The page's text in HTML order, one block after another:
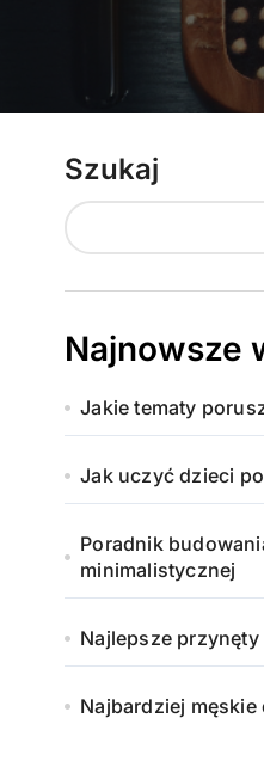
Szukaj
Najnowsze
Jakie tematy
Jak uczyć dzieci
Poradnik
minimalistycznej
Najlepsze
Najbardziej męskie